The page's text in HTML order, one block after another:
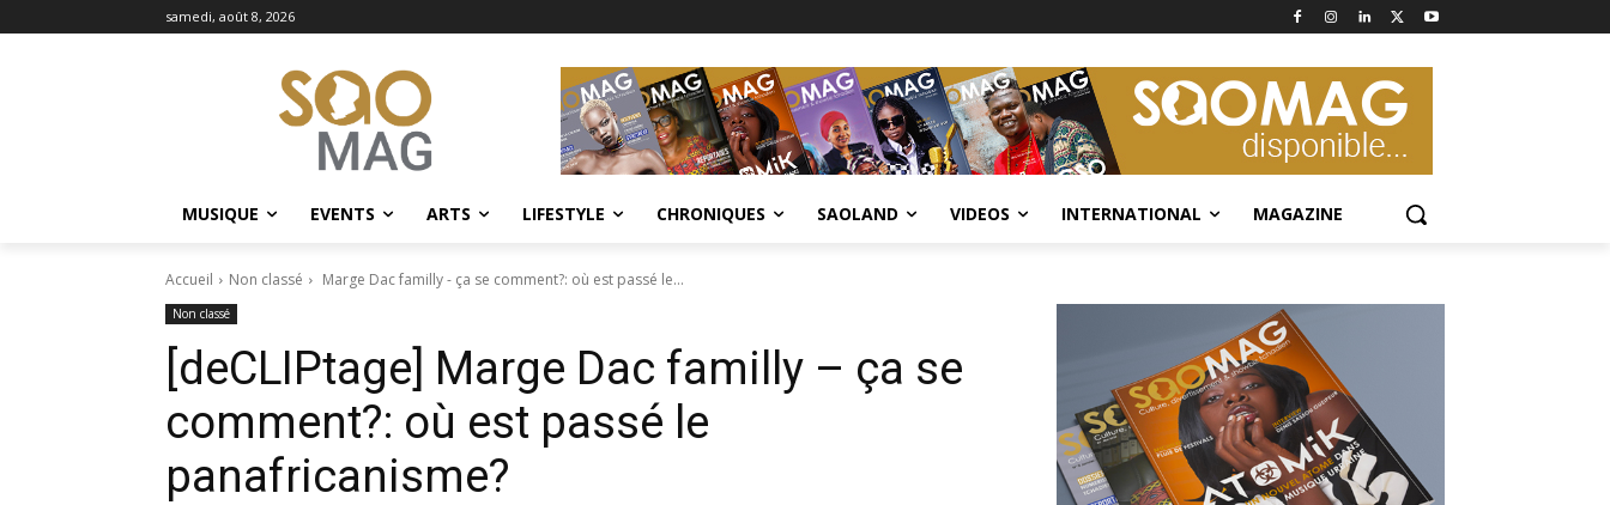
samedi, août 8, 2026
MUSIQUE EVENTS ARTS LIFESTYLE CHRONIQUES SAOLAND VIDEOS INTERNATIONAL MAGAZINE
Accueil Non classé Marge Dac familly - ça se comment?: où est passé le...
Non classé
[deCLIPtage] Marge Dac familly – ça se
comment?: où est passé le
panafricanisme?